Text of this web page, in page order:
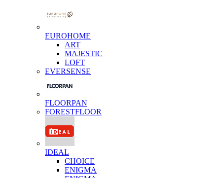
EUROHOME
ART
MAJESTIC
LOFT
EVERSENSE
FLOORPAN
FORESTFLOOR
IDEAL
CHOICE
ENIGMA